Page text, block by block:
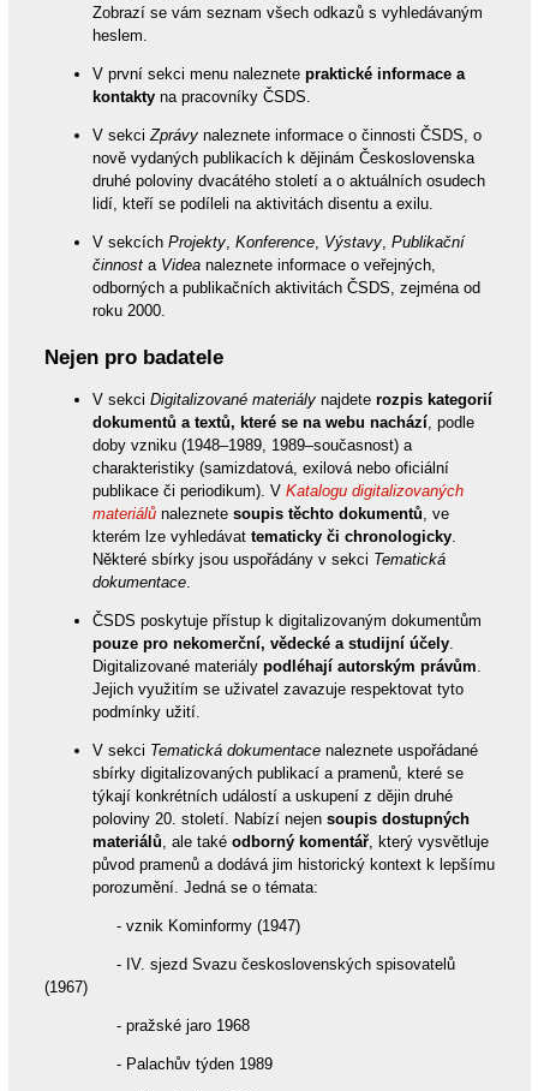
Zobrazí se vám seznam všech odkazů s vyhledávaným
heslem.
V první sekci menu naleznete praktické informace a
kontaktyna pracovníky ČSDS.
V sekci Zprávynaleznete informace o činnosti ČSDS, o
nově vydaných publikacích k dějinám Československa
druhé poloviny dvacátého století a o aktuálních osudech
lidí, kteří se podíleli na aktivitách disentu a exilu.
V sekcích Projekty, Konference, Výstavy, Publikační
činnosta Videanaleznete informace o veřejných,
odborných a publikačních aktivitách ČSDS, zejména od
roku 2000.
Nejen pro badatele
V sekci Digitalizované materiálynajdete rozpis kategorií
dokumentů a textů, které se na webu nachází, podle
doby vzniku (1948–1989, 1989–současnost) a
charakteristiky (samizdatová, exilová nebo oficiální
publikace či periodikum). V Katalogu digitalizovaných
materiálůnaleznete soupis těchto dokumentů , ve
kterém lze vyhledávat tematicky či chronologicky.
Některé sbírky jsou uspořádány v sekci Tematická
dokumentace.
ČSDS poskytuje přístup k digitalizovaným dokumentům
pouze pro nekomerční, vědecké a studijní účely.
Digitalizované materiály podléhají autorským právům
Jejich využitím se uživatel zavazuje respektovat tyto
podmínky užití.
V sekci Tematická dokumentacenaleznete uspořádané
sbírky digitalizovaných publikací a pramenů, které se
týkají konkrétních událostí a uskupení z dějin druhé
poloviny 20. století. Nabízí nejen soupis dostupných
materiálů , ale také odborný komentář, který vysvětluje
původ pramenů a dodává jim historický kontext k lepšímu
porozumění. Jedná se o témata:
- vznik Kominformy (1947)
- IV. sjezd Svazu československých spisovatelů
(1967)
- pražské jaro 1968
- Palachův týden 1989